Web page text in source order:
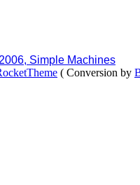
Simple Machines
( Conversion by